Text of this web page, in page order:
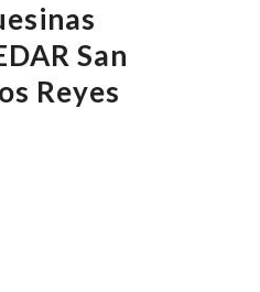
San
Reyes